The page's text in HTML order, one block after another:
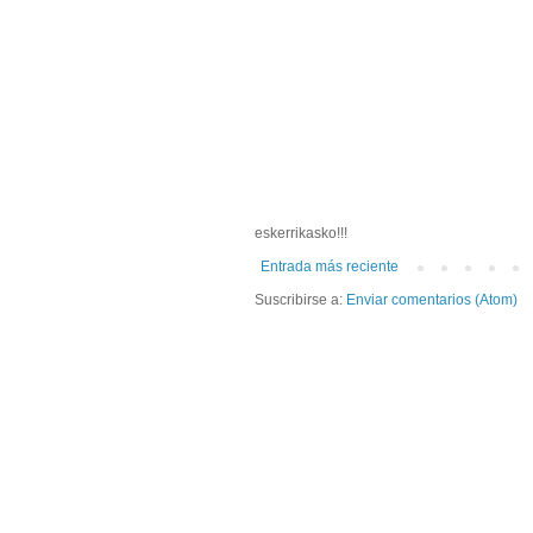
eskerrikasko!!!
Entrada más reciente
Suscribirse a: Enviar comentarios (Atom)